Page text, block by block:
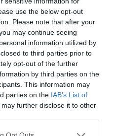
use the below opt-out
Please note that after your
may continue seeing
information utilized by
to third parties prior to
opt-out of the further
by third parties on the
This information may
parties on the IAB’s List of
may further disclose it to other
scrub